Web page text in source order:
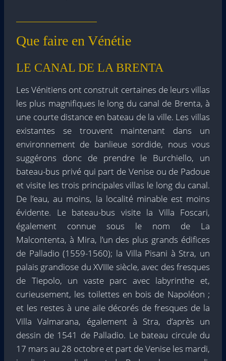
Que faire en Vénétie
LE CANAL DE LA BRENTA
Les Vénitiens ont construit certaines de leurs villas
les plus magnifiques le long du canal de Brenta, à
une courte distance en bateau de la ville. Les villas
existantes se trouvent maintenant dans un
environnement de banlieue sordide, nous vous
suggérons donc de prendre le Burchiello, un
bateau-bus privé qui part de Venise ou de Padoue
et visite les trois principales villas le long du canal.
De l’eau, au moins, la localité minable est moins
évidente. Le bateau-bus visite la Villa Foscari,
également connue sous le nom de La
Malcontenta, à Mira, l’un des plus grands édifices
de Palladio (1559-1560); la Villa Pisani à Stra, un
palais grandiose du XVIIIe siècle, avec des fresques
de Tiepolo, un vaste parc avec labyrinthe et,
curieusement, les toilettes en bois de Napoléon ;
et les restes à une aile décorés de fresques de la
Villa Valmarana, également à Stra, d’après un
dessin de 1541 de Palladio. Le bateau circule du
17 mars au 28 octobre et part de Venise les mardi,